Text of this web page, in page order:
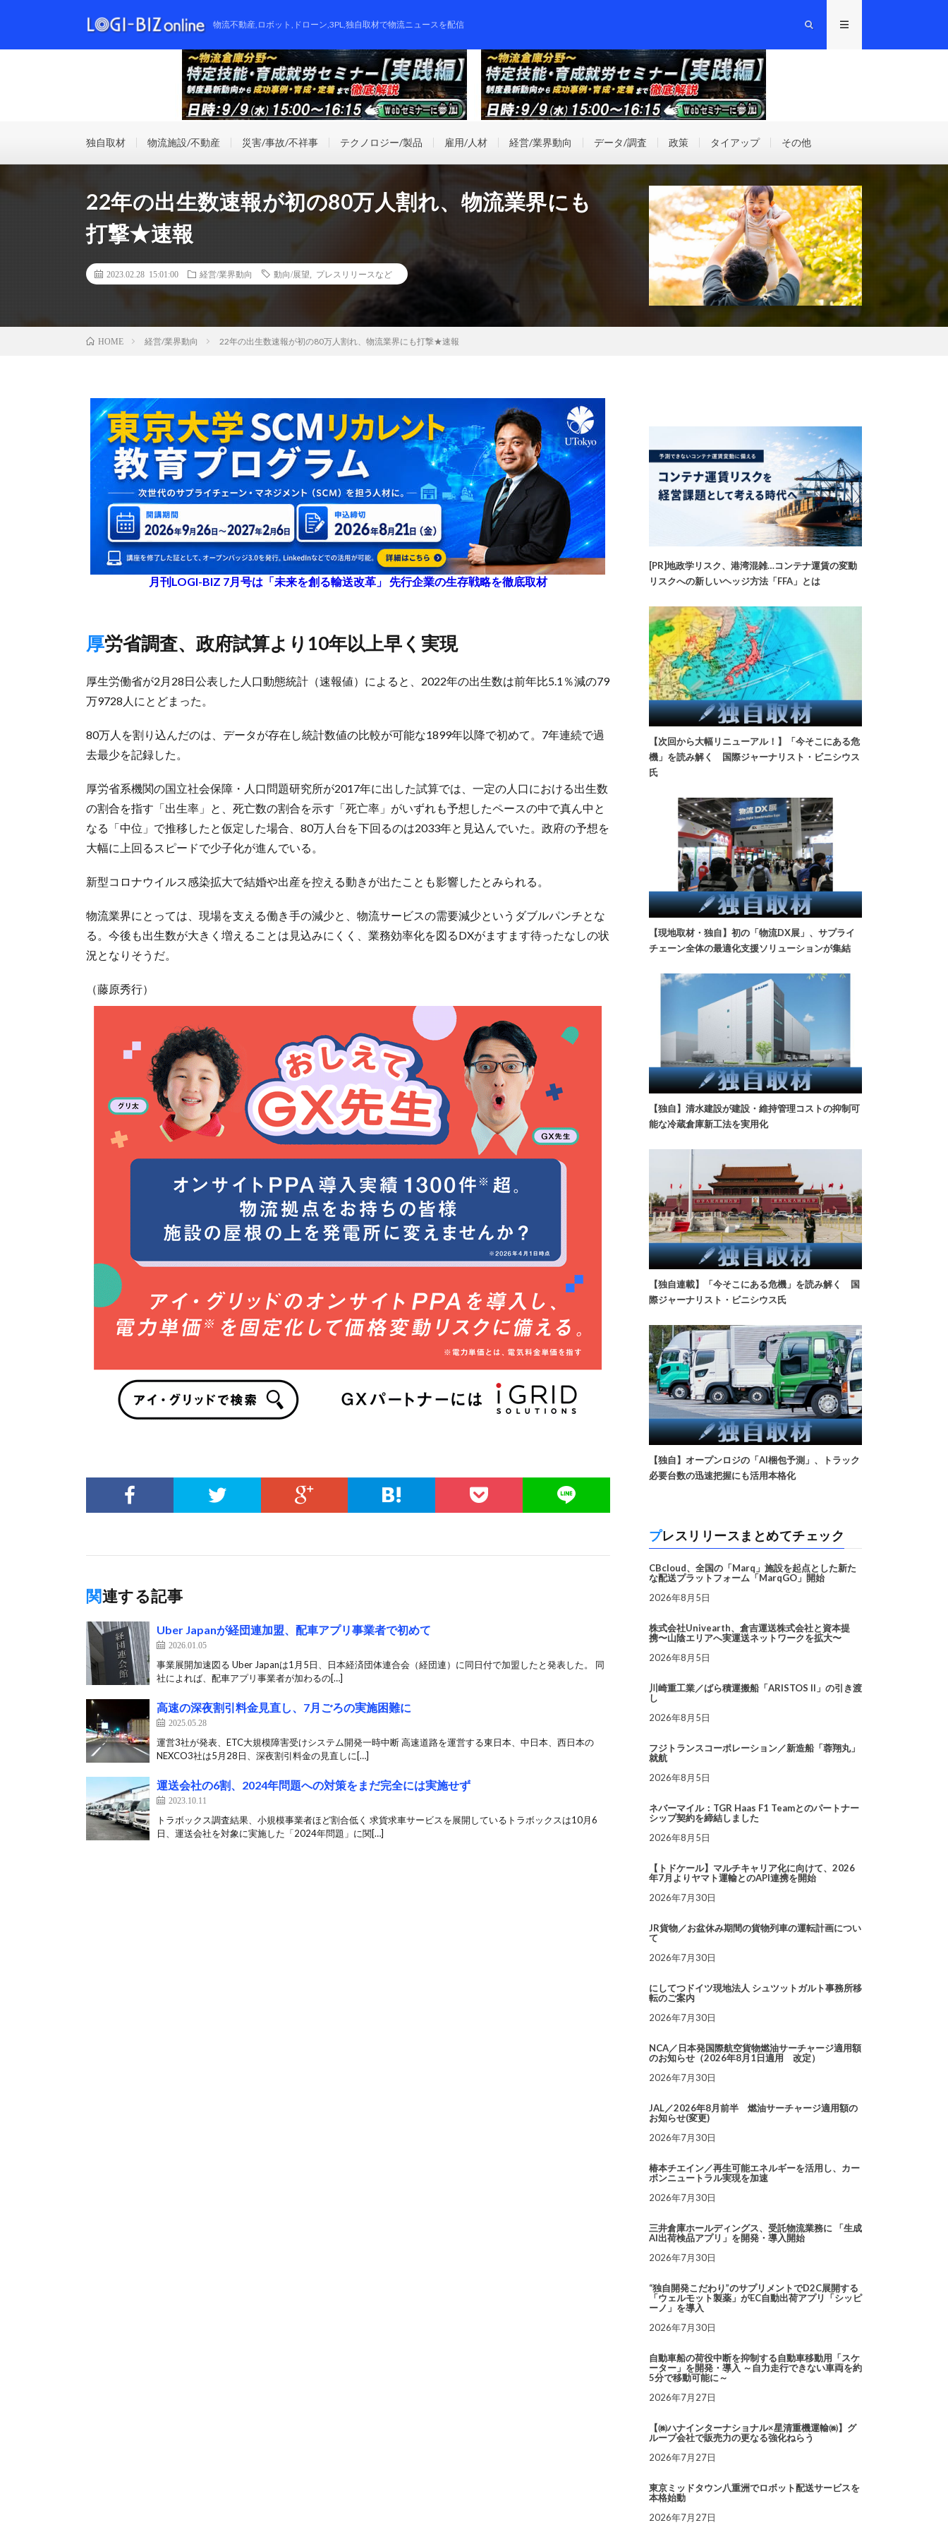
物流不動産,ロボット,ドローン,3PL,独自取材で物流ニュースを配信
独自取材 物流施設/不動産 災害/事故/不祥事 テクノロジー/製品 雇用/人材 経営/業界動向 データ/調査 政策 タイアップ その他
22年の出生数速報が初の80万人割れ、物流業界にも
打撃★速報
2023.02.28 15:01:00 経営/業界動向 動向/展望 プレスリリースなど
HOME 経営/業界動向 22年の出生数速報が初の80万人割れ、物流業界にも打撃★速報
月刊LOGI-BIZ 7月号は「未来を創る輸送改革」 先行企業の生存戦略を徹底取材
厚労省調査、政府試算より10年以上早く実現
厚生労働省が2月28日公表した人口動態統計（速報値）によると、2022年の出生数は前年比5.1％減の79
万9728人にとどまった。
80万人を割り込んだのは、データが存在し統計数値の比較が可能な1899年以降で初めて。7年連続で過
去最少を記録した。
厚労省系機関の国立社会保障・人口問題研究所が2017年に出した試算では、一定の人口における出生数
の割合を指す「出生率」と、死亡数の割合を示す「死亡率」がいずれも予想したペースの中で真ん中と
なる「中位」で推移したと仮定した場合、80万人台を下回るのは2033年と見込んでいた。政府の予想を
大幅に上回るスピードで少子化が進んでいる。
新型コロナウイルス感染拡大で結婚や出産を控える動きが出たことも影響したとみられる。
物流業界にとっては、現場を支える働き手の減少と、物流サービスの需要減少というダブルパンチとな
る。今後も出生数が大きく増えることは見込みにくく、業務効率化を図るDXがますます待ったなしの状
況となりそうだ。
（藤原秀行）
関連する記事
Uber Japanが経団連加盟、配車アプリ事業者で初めて
2026.01.05
事業展開加速図る Uber Japanは1月5日、日本経済団体連合会（経団連）に同日付で加盟したと発表した。 同
社によれば、配車アプリ事業者が加わるの[…]
高速の深夜割引料金見直し、7月ごろの実施困難に
2025.05.28
運営3社が発表、ETC大規模障害受けシステム開発一時中断 高速道路を運営する東日本、中日本、西日本の
NEXCO3社は5月28日、深夜割引料金の見直しに[…]
運送会社の6割、2024年問題への対策をまだ完全には実施せず
2023.10.11
トラボックス調査結果、小規模事業者ほど割合低く 求貨求車サービスを展開しているトラボックスは10月6
日、運送会社を対象に実施した「2024年問題」に関[…]
[PR]地政学リスク、港湾混雑…コンテナ運賃の変動
リスクへの新しいヘッジ方法「FFA」とは
【次回から大幅リニューアル！】「今そこにある危
機」を読み解く 国際ジャーナリスト・ビニシウス
氏
【現地取材・独自】初の「物流DX展」、サプライ
チェーン全体の最適化支援ソリューションが集結
【独自】清水建設が建設・維持管理コストの抑制可
能な冷蔵倉庫新工法を実用化
【独自連載】「今そこにある危機」を読み解く 国
際ジャーナリスト・ビニシウス氏
【独自】オープンロジの「AI梱包予測」、トラック
必要台数の迅速把握にも活用本格化
プレスリリースまとめてチェック
CBcloud、全国の「Marq」施設を起点とした新た
な配送プラットフォーム「MarqGO」開始
2026年8月5日
株式会社Univearth、倉吉運送株式会社と資本提
携〜山陰エリアへ実運送ネットワークを拡大〜
2026年8月5日
川崎重工業／ばら積運搬船「ARISTOS II」の引き渡
し
2026年8月5日
フジトランスコーポレーション／新造船「蓉翔丸」
就航
2026年8月5日
ネバーマイル：TGR Haas F1 Teamとのパートナー
シップ契約を締結しました
2026年8月5日
【トドケール】マルチキャリア化に向けて、2026
年7月よりヤマト運輸とのAPI連携を開始
2026年7月30日
JR貨物／お盆休み期間の貨物列車の運転計画につい
て
2026年7月30日
にしてつドイツ現地法人 シュツットガルト事務所移
転のご案内
2026年7月30日
NCA／日本発国際航空貨物燃油サーチャージ適用額
のお知らせ（2026年8月1日適用 改定）
2026年7月30日
JAL／2026年8月前半 燃油サーチャージ適用額の
お知らせ(変更)
2026年7月30日
椿本チエイン／再生可能エネルギーを活用し、カー
ボンニュートラル実現を加速
2026年7月30日
三井倉庫ホールディングス、受託物流業務に 「生成
AI出荷検品アプリ」を開発・導入開始
2026年7月30日
“独自開発こだわり”のサプリメントでD2C展開する
「ウェルモット製薬」がEC自動出荷アプリ「シッピ
ーノ」を導入
2026年7月30日
自動車船の荷役中断を抑制する自動車移動用「スケ
ーター」を開発・導入 ～自力走行できない車両を約
5分で移動可能に～
2026年7月27日
【㈱ハナインターナショナル×星清重機運輸㈱】グ
ループ会社で販売力の更なる強化ねらう
2026年7月27日
東京ミッドタウン八重洲でロボット配送サービスを
本格始動
2026年7月27日